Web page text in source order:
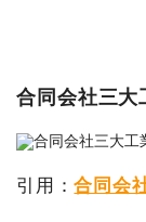
合同会社三大
引用：合同会